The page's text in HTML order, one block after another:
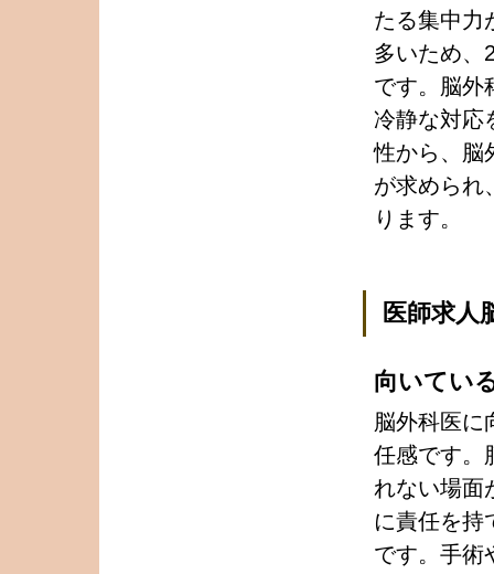
たる集中力
多いため、
です。脳外
冷静な対応
性から、脳
が求められ
ります。
医師求人
向いてい
脳外科医に
任感です。
れない場面
に責任を持
です。手術